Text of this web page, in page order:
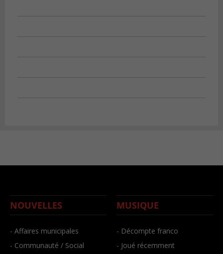
NOUVELLES
- Affaires municipales
- Communauté / Social
MUSIQUE
- Décompte franco
- Joué récemment